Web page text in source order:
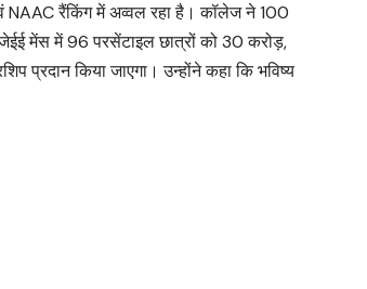
NAAC रैंकिंग में अव्वल रहा है। कॉलेज ने 100
मेंस में 96 परसेंटाइल छात्रों को 30 करोड़,
प्रदान किया जाएगा। उन्होंने कहा कि भविष्य